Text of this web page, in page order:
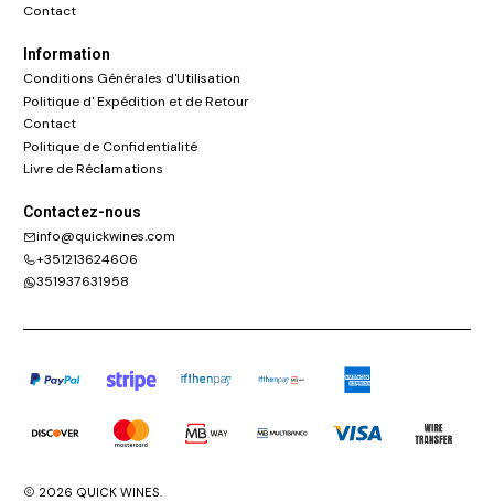
Contact
Information
Conditions Générales d'Utilisation
Politique d' Expédition et de Retour
Contact
Politique de Confidentialité
Livre de Réclamations
Contactez-nous
info@quickwines.com
+351213624606
351937631958
2026 QUICK WINES.